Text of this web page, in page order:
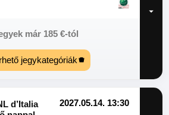
már 185 €-tól
jegykategóriák
d’Italia
2027.05.14. 13:30